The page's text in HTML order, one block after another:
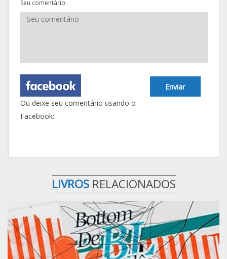
Seu comentário:
Enviar
Ou deixe seu comentário usando o
Facebook:
LIVROS RELACIONADOS